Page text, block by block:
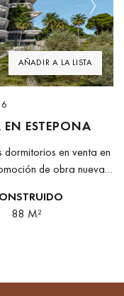
AÑADIR A LA LISTA
Next
ESTEPONA
en venta en
de obra nueva
88 M²